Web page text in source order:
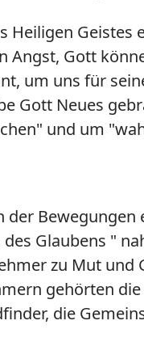
Geistes
Gott
um uns für
Gott Neues
und um
Glaubens "
zu Mut und
gehörten
die